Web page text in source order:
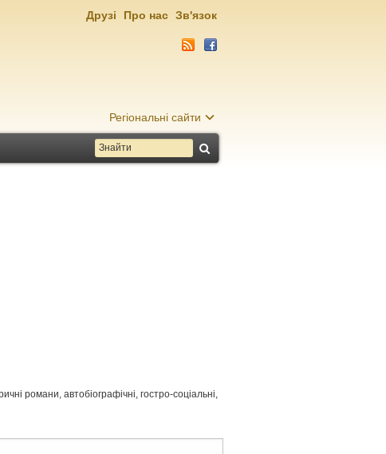
Регіональні сайти
Друзі Про нас Зв'язок
романи, автобіографічні, гостро-соціальні,